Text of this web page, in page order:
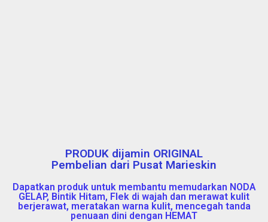
PRODUK dijamin ORIGINAL
Pembelian dari Pusat Marieskin
Dapatkan produk untuk membantu memudarkan NODA
GELAP, Bintik Hitam, Flek di wajah dan merawat kulit
berjerawat, meratakan warna kulit, mencegah tanda
penuaan dini dengan HEMAT